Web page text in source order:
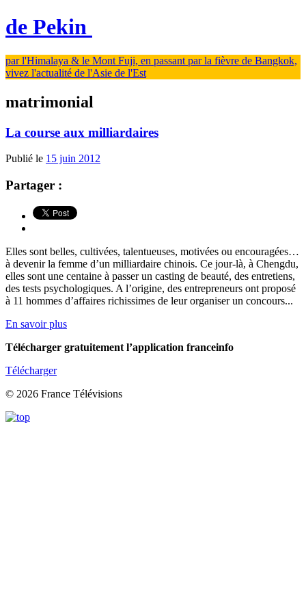
de Pekin
par l'Himalaya & le Mont Fuji, en passant par la fièvre de Bangkok,
vivez l'actualité de l'Asie de l'Est
matrimonial
La course aux milliardaires
Publié le 15 juin 2012
Partager :
Elles sont belles, cultivées, talentueuses, motivées ou encouragées…
à devenir la femme d’un milliardaire chinois. Ce jour-là, à Chengdu,
elles sont une centaine à passer un casting de beauté, des entretiens,
des tests psychologiques. A l’origine, des entrepreneurs ont proposé
à 11 hommes d’affaires richissimes de leur organiser un concours...
En savoir plus
Télécharger gratuitement l’application franceinfo
Télécharger
© 2026 France Télévisions